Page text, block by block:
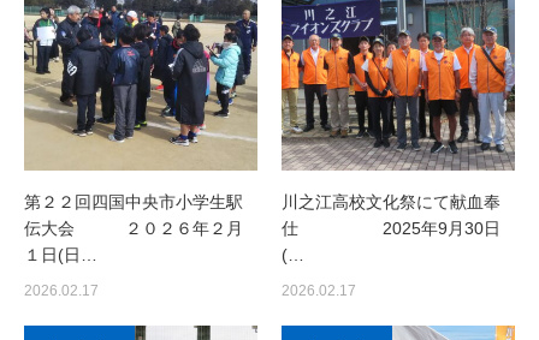
第２２回四国中央市小学生駅
伝大会 ２０２６年２月
１日(日…
2026.02.17
川之江高校文化祭にて献血奉
仕 2025年9月30日
(…
2026.02.17